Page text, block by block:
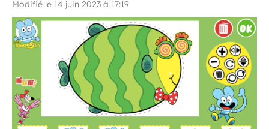
Modifié le 14 juin 2023 à 17:19